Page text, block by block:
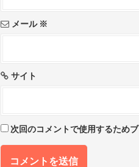
n メール ※
サイト
次回のコメントで使用するため